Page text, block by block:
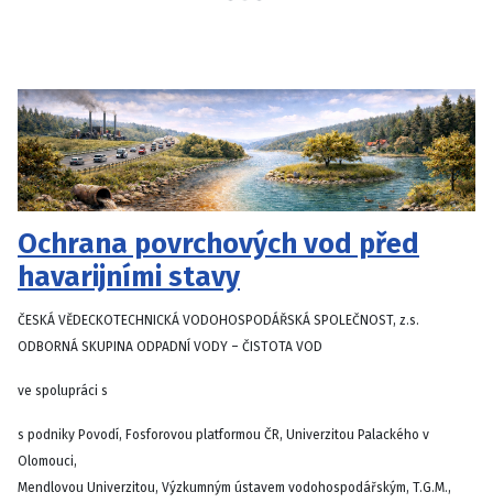
Ochrana povrchových vod před
havarijními stavy
ČESKÁ VĚDECKOTECHNICKÁ VODOHOSPODÁŘSKÁ SPOLEČNOST, z.s.
ODBORNÁ SKUPINA ODPADNÍ VODY – ČISTOTA VOD
ve spolupráci s
s podniky Povodí, Fosforovou platformou ČR, Univerzitou Palackého v
Olomouci,
Mendlovou Univerzitou, Výzkumným ústavem vodohospodářským, T.G.M.,